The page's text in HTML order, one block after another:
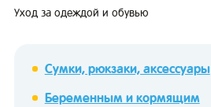
Уход за одеждой и обувью
Сумки, рюкзаки, аксессуары
Беременным и кормящим